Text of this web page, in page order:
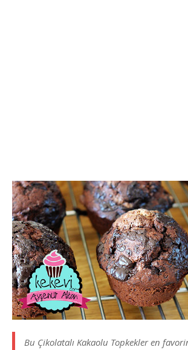
Bu Çikolatalı Kakaolu Topkekler en